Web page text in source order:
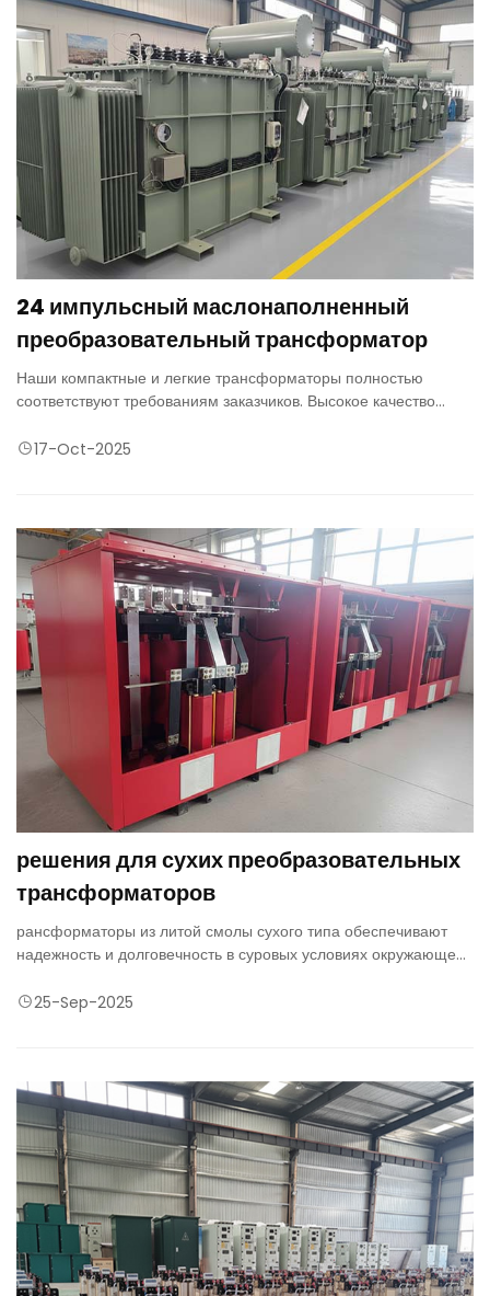
24 импульсный маслонаполненный
преобразовательный трансформатор
Наши компактные и легкие трансформаторы полностью
соответствуют требованиям заказчиков. Высокое качество
устойчивость к коротким замыканиям.
17-Oct-2025
решения для сухих преобразовательных
трансформаторов
рансформаторы из литой смолы сухого типа обеспечивают
надежность и долговечность в суровых условиях окружающей
влажность. Они адаптируются к значительным колебаниям
25-Sep-2025